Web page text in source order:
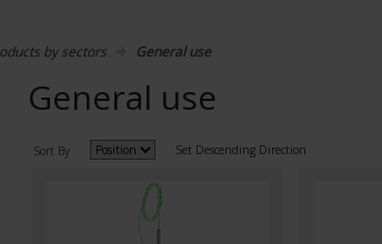
by sectors General use
General use
Sort By Set Descending Direction